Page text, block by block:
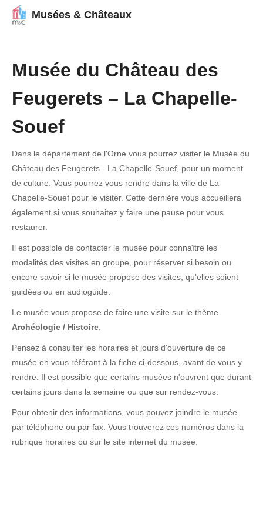
Musées & Châteaux
Musée du Château des
Feugerets – La Chapelle-
Souef
Dans le département de l'Orne vous pourrez visiter le Musée du
Château des Feugerets - La Chapelle-Souef, pour un moment
de culture. Vous pourrez vous rendre dans la ville de La
Chapelle-Souef pour le visiter. Cette dernière vous accueillera
également si vous souhaitez y faire une pause pour vous
restaurer.
Il est possible de contacter le musée pour connaître les
modalités des visites en groupe, pour réserver si besoin ou
encore savoir si le musée propose des visites, qu'elles soient
guidées ou en audioguide.
Le musée vous propose de faire une visite sur le thème
Archéologie / Histoire
Pensez à consulter les horaires et jours d'ouverture de ce
musée en vous référant à la fiche ci-dessous, avant de vous y
rendre. Il est possible que certains musées n'ouvrent que durant
certains jours dans la semaine ou que sur rendez-vous.
Pour obtenir des informations, vous pouvez joindre le musée
par téléphone ou par fax. Vous trouverez ces numéros dans la
rubrique horaires ou sur le site internet du musée.